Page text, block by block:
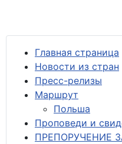
Главная страница
Новости из стран
Пресс-релизы
Маршрут
Польша
Проповеди и
ПРЕПОРУЧЕНИЕ